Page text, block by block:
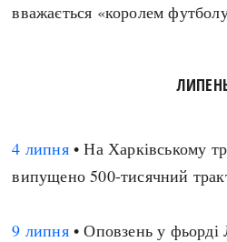
вважається «королем
4 липня• На Харківському
випущено 500-тисячний
9 липня• Оповзень у фьорді